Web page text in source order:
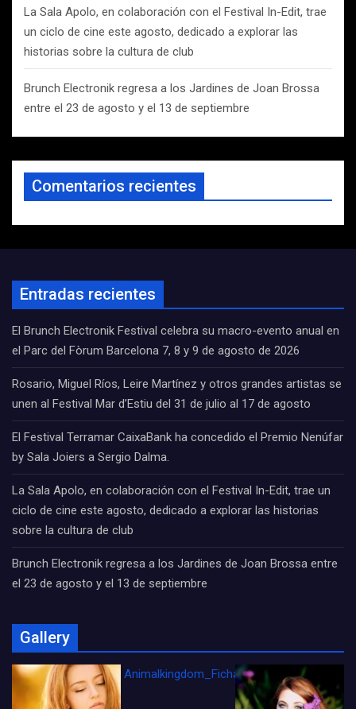
La Sala Apolo, en colaboración con el Festival In-Edit, trae
un ciclo de cine este agosto, dedicado a explorar las
historias sobre la cultura de club
Brunch Electronik regresa a los Jardines de Joan Brossa
entre el 23 de agosto y el 13 de septiembre
Comentarios recientes
Entradas recientes
El Brunch Electronik Festival celebra su macro-evento anual en
el Parc del Fòrum Barcelona 7, 8 y 9 de agosto de 2026
Rosario, Miguel Ríos, Leire Martínez y otros grandes artistas se
unen al Festival Mar d’Estiu del 31 de julio al 17 de agosto
El Festival Terramar CaixaBank ha concedido el Premio Nenúfar
by Sala Joiers a Sergio Dalma.
La Sala Apolo, en colaboración con el Festival In-Edit, trae un
ciclo de cine este agosto, dedicado a explorar las historias
sobre la cultura de club
Brunch Electronik regresa a los Jardines de Joan Brossa entre
el 23 de agosto y el 13 de septiembre
Gallery
Animalkingdom_FichaCine